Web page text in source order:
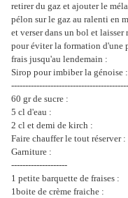
retirer du gaz et ajouter le
pélon sur le gaz au ralenti en
et verser dans un bol et
pour éviter la formation d'une
frais jusqu'au lendemain :
Sirop pour imbiber la génoise :
60 gr de sucre :
5 cl d'eau :
2 cl et demi de kirch :
Faire chauffer le tout réserver :
Garniture :
--------------------
1 petite barquette de fraises :
1boite de crème fraiche :